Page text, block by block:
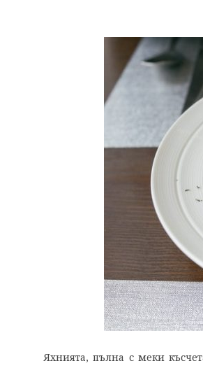
Яхнията, пълна с меки